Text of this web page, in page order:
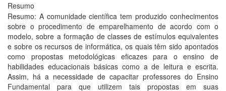
Resumo
Resumo: A comunidade científica tem produzido conhecimentos
sobre o procedimento de emparelhamento de acordo com o
modelo, sobre a formação de classes de estímulos equivalentes
e sobre os recursos de informática, os quais têm sido apontados
como propostas metodológicas eficazes para o ensino de
habilidades educacionais básicas como a de leitura e escrita.
Assim, há a necessidade de capacitar professores do Ensino
Fundamental para que utilizem tais propostas em suas